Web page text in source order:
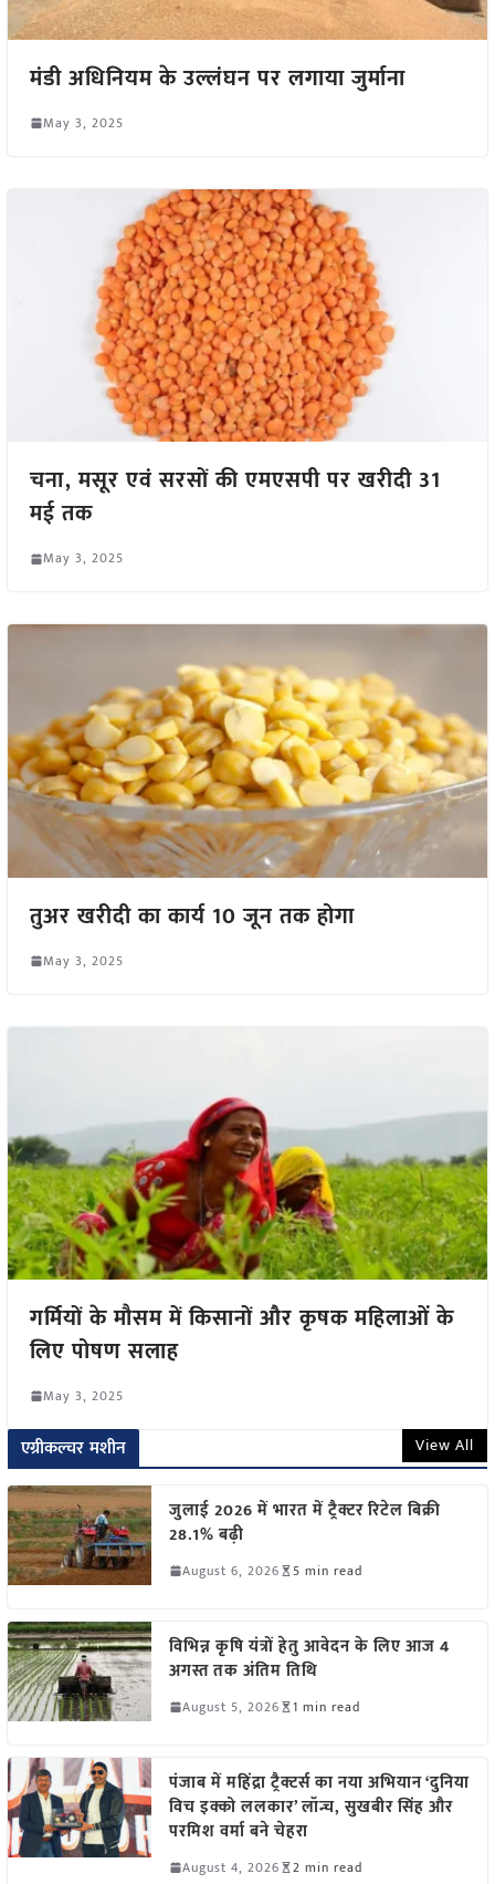
मंडी अधिनियम के उल्लंघन पर लगाया जुर्माना
May 3, 2025
चना, मसूर एवं सरसों की एमएसपी पर खरीदी 31
मई तक
May 3, 2025
तुअर खरीदी का कार्य 10 जून तक होगा
May 3, 2025
गर्मियों के मौसम में किसानों और कृषक महिलाओं के
लिए पोषण सलाह
May 3, 2025
एग्रीकल्चर मशीन View All
जुलाई 2026 में भारत में ट्रैक्टर रिटेल बिक्री
28.1% बढ़ी
August 6, 2026 5 min read
विभिन्न कृषि यंत्रों हेतु आवेदन के लिए आज 4
अगस्त तक अंतिम तिथि
August 5, 2026 1 min read
पंजाब में महिंद्रा ट्रैक्टर्स का नया अभियान ‘दुनिया
विच इक्को ललकार’ लॉन्च, सुखबीर सिंह और
परमिश वर्मा बने चेहरा
August 4, 2026 2 min read